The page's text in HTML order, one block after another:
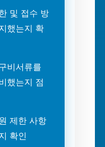
및 접수 방
했는지 확
비서류를
했는지 점
제한 사항
확인